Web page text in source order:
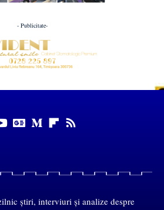
- Publicitate-
știri, interviuri și analize despre